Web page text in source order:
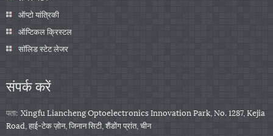
ऑप्टो यांत्रिकी
ऑप्टिकल क्रिस्टल
सॉलिड स्टेट लेजर
संपर्क करें
पता: Xingfu Liancheng Optoelectronics Innovation Park, No. 1287, Kejia
Road, हाई-टेक ज़ोन, जिनान सिटी, शैंडोंग प्रांत, चीन